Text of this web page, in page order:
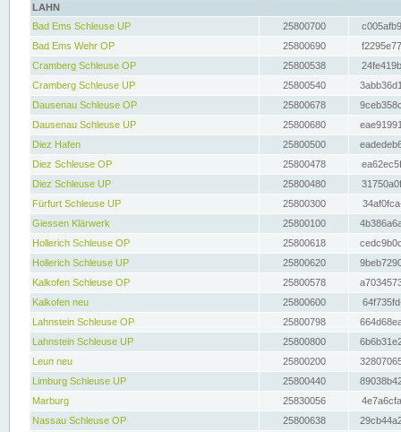
LAHN
Bad Ems Schleuse UP
25800700
Bad Ems Wehr OP
25800690
Cramberg Schleuse OP
25800538
Cramberg Schleuse UP
25800540
Dausenau Schleuse OP
25800678
Dausenau Schleuse UP
25800680
Diez Hafen
25800500
Diez Schleuse OP
25800478
Diez Schleuse UP
25800480
Fürfurt Schleuse UP
25800300
Giessen Klärwerk
25800100
Hollerich Schleuse OP
25800618
Hollerich Schleuse UP
25800620
Kalkofen Schleuse OP
25800578
Kalkofen neu
25800600
Lahnstein Schleuse OP
25800798
Lahnstein Schleuse UP
25800800
Leun neu
25800200
Limburg Schleuse UP
25800440
Marburg
25830056
Nassau Schleuse OP
25800638